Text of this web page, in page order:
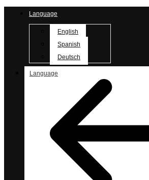
Language
English
Spanish
Deutsch
Language